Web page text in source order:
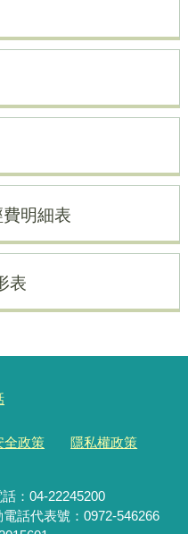
明細表
表
全政策 隱私權政策
：04-22245200
話代表號：0972-546266